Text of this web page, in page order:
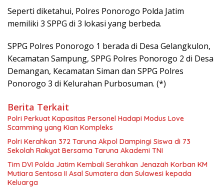
Seperti diketahui, Polres Ponorogo Polda Jatim
memiliki 3 SPPG di 3 lokasi yang berbeda.
SPPG Polres Ponorogo 1 berada di Desa Gelangkulon,
Kecamatan Sampung, SPPG Polres Ponorogo 2 di Desa
Demangan, Kecamatan Siman dan SPPG Polres
Ponorogo 3 di Kelurahan Purbosuman. (*)
Berita Terkait
Polri Perkuat Kapasitas Personel Hadapi Modus Love
Scamming yang Kian Kompleks
Polri Kerahkan 372 Taruna Akpol Dampingi Siswa di 73
Sekolah Rakyat Bersama Taruna Akademi TNI
Tim DVI Polda Jatim Kembali Serahkan Jenazah Korban KM
Mutiara Sentosa II Asal Sumatera dan Sulawesi kepada
Keluarga